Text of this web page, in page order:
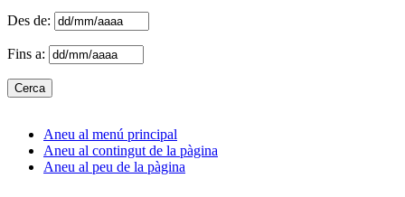
Des de:
Fins a:
Aneu al menú principal
Aneu al contingut de la pàgina
Aneu al peu de la pàgina